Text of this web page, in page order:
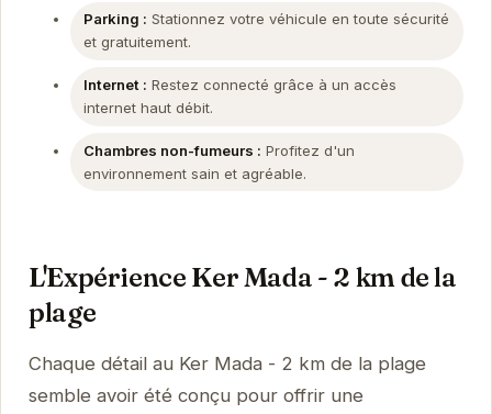
Parking : Stationnez votre véhicule en toute sécurité
et gratuitement.
Internet : Restez connecté grâce à un accès
internet haut débit.
Chambres non-fumeurs : Profitez d'un
environnement sain et agréable.
L'Expérience Ker Mada - 2 km de la
plage
Chaque détail au Ker Mada - 2 km de la plage
semble avoir été conçu pour offrir une